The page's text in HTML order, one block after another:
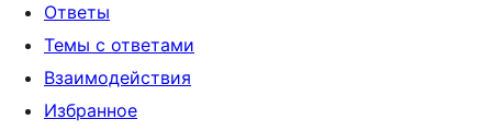
Ответы
Темы с ответами
Взаимодействия
Избранное